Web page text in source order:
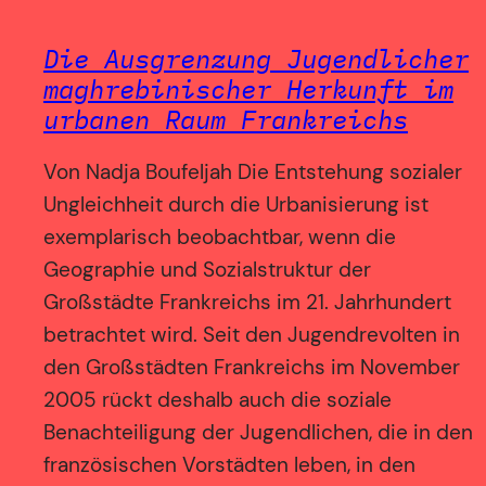
Die Ausgrenzung Jugendlicher
maghrebinischer Herkunft im
urbanen Raum Frankreichs
Von Nadja Boufeljah Die Entstehung sozialer
Ungleichheit durch die Urbanisierung ist
exemplarisch beobachtbar, wenn die
Geographie und Sozialstruktur der
Großstädte Frankreichs im 21. Jahrhundert
betrachtet wird. Seit den Jugendrevolten in
den Großstädten Frankreichs im November
2005 rückt deshalb auch die soziale
Benachteiligung der Jugendlichen, die in den
französischen Vorstädten leben, in den